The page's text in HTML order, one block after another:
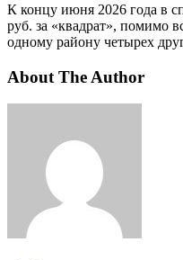
К концу июня 2026 года в
руб. за «квадрат», помимо
одному району четырех
About The Author